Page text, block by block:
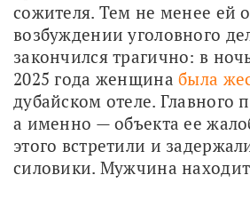
сожителя. Тем не менее ей
возбуждении уголовного
закончился трагично: в
2025 года женщина была
дубайском отеле. Главного
а именно — объекта ее
этого встретили и
силовики. Мужчина